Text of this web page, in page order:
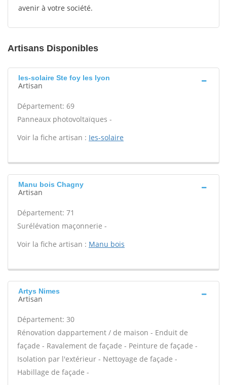
avenir à votre société.
Artisans Disponibles
Ies-solaire Ste foy les lyon
Artisan
Département: 69
Panneaux photovoltaïques -
Voir la fiche artisan : Ies-solaire
Manu bois Chagny
Artisan
Département: 71
Surélévation maçonnerie -
Voir la fiche artisan : Manu bois
Artys Nimes
Artisan
Département: 30
Rénovation dappartement / de maison - Enduit de
façade - Ravalement de façade - Peinture de façade -
Isolation par l'extérieur - Nettoyage de façade -
Habillage de façade -